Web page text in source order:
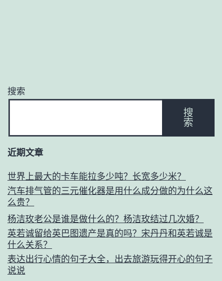
搜索
搜
索
近期文章
世界上最大的卡车能拉多少吨？长宽多少米？
汽车排气管的三元催化器是用什么成分做的为什么这
么贵？
杨洁玫老公是谁是做什么的？杨洁玫结过几次婚？
英若诚留给英巴图遗产是真的吗？宋丹丹和英若诚是
什么关系？
表达出行心情的句子大全，出去旅游玩得开心的句子
说说